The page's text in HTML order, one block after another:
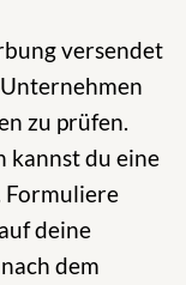
versendet
zu prüfen.
kannst du eine
Formuliere
deine
dem